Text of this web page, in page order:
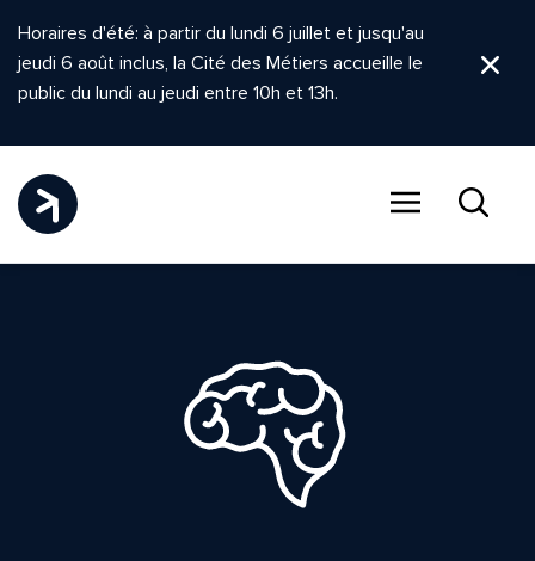
Horaires d'été: à partir du lundi 6 juillet et jusqu'au
jeudi 6 août inclus, la Cité des Métiers accueille le
public du lundi au jeudi entre 10h et 13h.